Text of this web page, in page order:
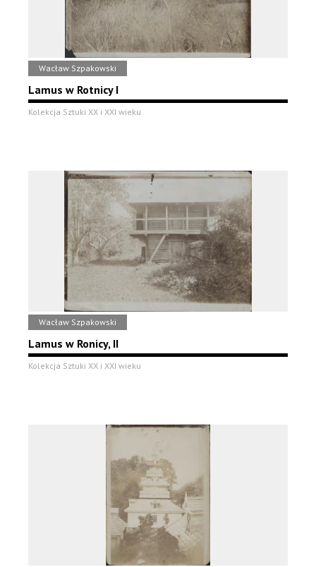
Wacław Szpakowski
Lamus w Rotnicy I
Kolekcja Sztuki XX i XXI wieku
Wacław Szpakowski
Lamus w Ronicy, II
Kolekcja Sztuki XX i XXI wieku